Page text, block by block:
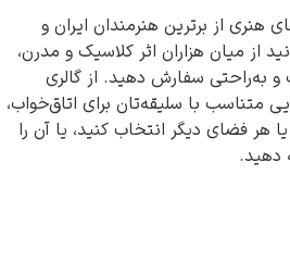
هنرمندان ایران و
اثر کلاسیک و مدرن،
سفارش دهید. از گالری
با سلیقه‌تان برای اتاق‌خواب،
انتخاب کنید، یا آن را